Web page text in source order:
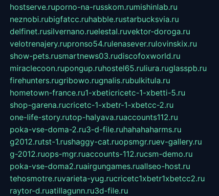
hostserve.ruporno-na-russkom.rumishinlab.ru
neznobi.rubigfatcc.ruhabble.rustarbucksvia.ru
delfinet.rusilvernano.ruelestal.ruvektor-doroga.ru
velotrenajery.rupronso54.rulenasever.rulovinskix.ru
show-pets.rusmartnews03.rudiscofoxworld.ru
miraclecoon.rupongup.ruhostel65.ruliura.ruglasspb.ru
firehunters.rugribowo.rugnalis.rubulkitula.ru
hometown-france.ru1-xbeticricetc-1-xbetti-5.ru
shop-garena.rucricetc-1-xbetr-1-xbetcc-2.ru
one-life-story.rutop-halyava.ruaccounts112.ru
poka-vse-doma-2.ru3-d-file.ruhahahaharms.ru
g2012.rutst-1.rushaggy-cat.ruopsmgr.ruev-gallery.ru
g-2012.ruops-mgr.ruaccounts-112.rucsm-demo.ru
poka-vse-doma2.ruairgungames.ruallseo-host.ru
tehosmotre.ruvarieta-yug.rucricetc1xbetr1xbetcc2.ru
raytor-d.ruatillagunn.ru3d-file.ru